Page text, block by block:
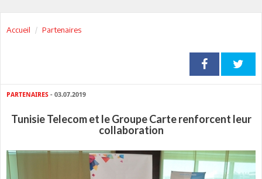
Accueil Partenaires
PARTENAIRES - 03.07.2019
Tunisie Telecom et le Groupe Carte renforcent leur
collaboration